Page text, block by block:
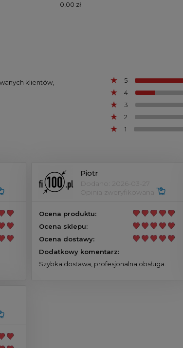
0,00 zł
klientów,
5
4
3
2
1
Piotr
Dodano: 2026-03-27
Opinia zweryfikowana
Ocena produktu:
Ocena sklepu:
Ocena dostawy:
Dodatkowy komentarz:
Szybka dostawa, profesjonalna obsługa.